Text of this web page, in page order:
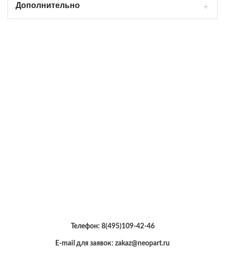
Дополнительно
Телефон: 8(495)109-42-46
E-mail для заявок: zakaz@neopart.ru